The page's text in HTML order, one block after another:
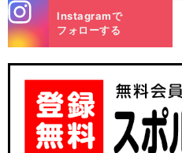
m
Instagramで
フォローする